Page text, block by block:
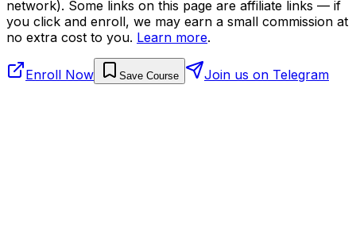
network). Some links on this page are affiliate links — if
you click and enroll, we may earn a small commission at
no extra cost to you. Learn more.
Enroll Now Save Course Join us on Telegram